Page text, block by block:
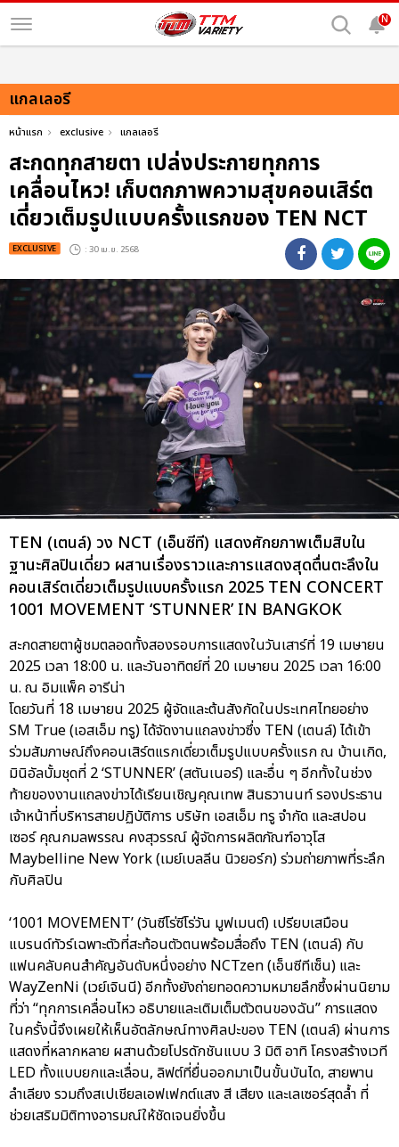
N
แกลเลอรี
หน้าแรก exclusive แกลเลอรี
สะกดทุกสายตา เปล่งประกายทุกการ
เคลื่อนไหว! เก็บตกภาพความสุขคอนเสิร์ต
เดี่ยวเต็มรูปแบบครั้งแรกของ TEN NCT
EXCLUSIVE : 30 เม.ย. 2568
TEN (เตนล์) วง NCT (เอ็นซีที) แสดงศักยภาพเต็มสิบใน
ฐานะศิลปินเดี่ยว ผสานเรื่องราวและการแสดงสุดตื่นตะลึงใน
คอนเสิร์ตเดี่ยวเต็มรูปแบบครั้งแรก 2025 TEN CONCERT
1001 MOVEMENT ‘STUNNER’ IN BANGKOK
สะกดสายตาผู้ชมตลอดทั้งสองรอบการแสดงในวันเสาร์ที่ 19 เมษายน
2025 เวลา 18:00 น. และวันอาทิตย์ที่ 20 เมษายน 2025 เวลา 16:00
น. ณ อิมแพ็ค อารีน่า
โดยวันที่ 18 เมษายน 2025 ผู้จัดและต้นสังกัดในประเทศไทยอย่าง
SM True (เอสเอ็ม ทรู) ได้จัดงานแถลงข่าวซึ่ง TEN (เตนล์) ได้เข้า
ร่วมสัมภาษณ์ถึงคอนเสิร์ตแรกเดี่ยวเต็มรูปแบบครั้งแรก ณ บ้านเกิด,
มินิอัลบั้มชุดที่ 2 ‘STUNNER’ (สตันเนอร์) และอื่น ๆ อีกทั้งในช่วง
ท้ายของงานแถลงข่าวได้เรียนเชิญคุณเทพ สินธวานนท์ รองประธาน
เจ้าหน้าที่บริหารสายปฏิบัติการ บริษัท เอสเอ็ม ทรู จำกัด และสปอน
เซอร์ คุณกมลพรรณ คงสุวรรณ์ ผู้จัดการผลิตภัณฑ์อาวุโส
Maybelline New York (เมย์เบลลีน นิวยอร์ก) ร่วมถ่ายภาพที่ระลึก
กับศิลปิน
‘1001 MOVEMENT’ (วันซีโร่ซีโร่วัน มูฟเมนต์) เปรียบเสมือน
แบรนด์ทัวร์เฉพาะตัวที่สะท้อนตัวตนพร้อมสื่อถึง TEN (เตนล์) กับ
แฟนคลับคนสำคัญอันดับหนึ่งอย่าง NCTzen (เอ็นซีทีเซ็น) และ
WayZenNi (เวย์เจินนี) อีกทั้งยังถ่ายทอดความหมายลึกซึ้งผ่านนิยาม
ที่ว่า “ทุกการเคลื่อนไหว อธิบายและเติมเต็มตัวตนของฉัน” การแสดง
ในครั้งนี้จึงเผยให้เห็นอัตลักษณ์ทางศิลปะของ TEN (เตนล์) ผ่านการ
แสดงที่หลากหลาย ผสานด้วยโปรดักชันแบบ 3 มิติ อาทิ โครงสร้างเวที
LED ทั้งแบบยกและเลื่อน, ลิฟต์ที่ยื่นออกมาเป็นขั้นบันได, สายพาน
ลำเลียง รวมถึงสเปเชียลเอฟเฟกต์แสง สี เสียง และเลเซอร์สุดล้ำ ที่
ช่วยเสริมมิติทางอารมณ์ให้ชัดเจนยิ่งขึ้น